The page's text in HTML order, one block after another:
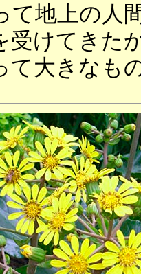
て地上の人
受けてきた
て大きなも